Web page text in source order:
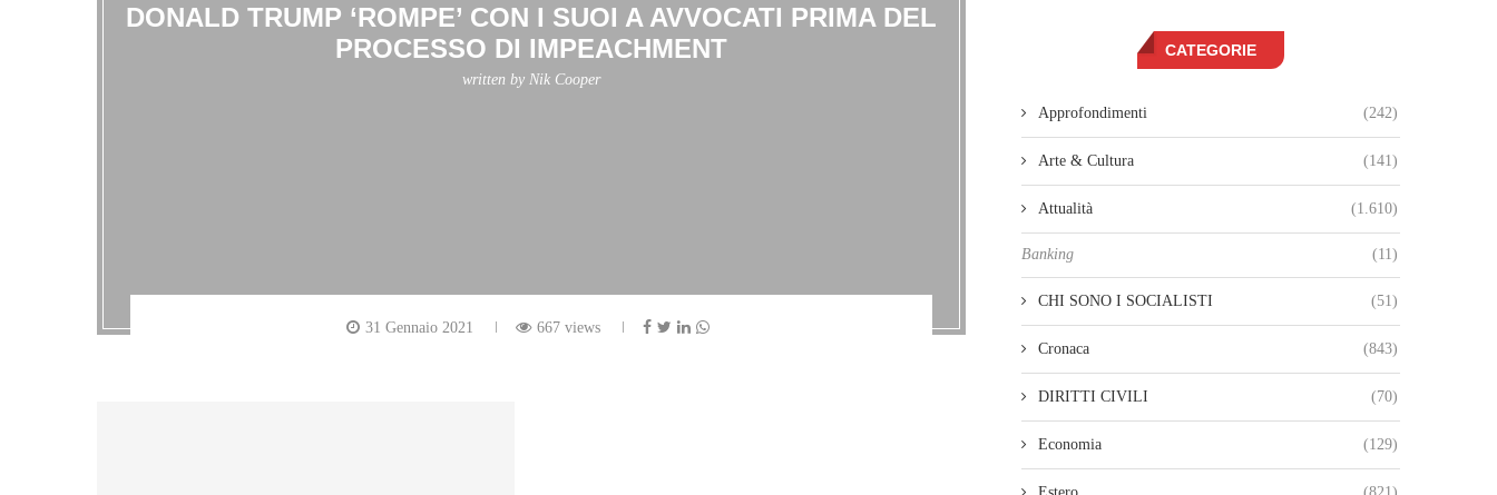
DONALD TRUMP ‘ROMPE’ CON I SUOI A AVVOCATI PRIMA DEL
PROCESSO DI IMPEACHMENT
written by Nik Cooper
31 Gennaio 2021 667 views
CATEGORIE
Approfondimenti (242)
Arte & Cultura (141)
Attualità (1.610)
Banking (11)
CHI SONO I SOCIALISTI (51)
Cronaca (843)
DIRITTI CIVILI (70)
Economia (129)